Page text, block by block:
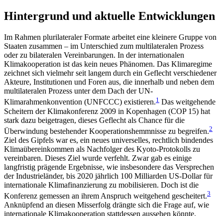
Hintergrund und aktuelle Entwicklungen
Im Rahmen plurilateraler Formate arbeitet eine klei­nere Gruppe von
Staaten zusammen – im Unterschied zum multilateralen Prozess
oder zu bilateralen Vereinbarungen. In der internationalen
Klimakooperation ist das kein neues Phänomen. Das Klimaregime
zeichnet sich vielmehr seit langem durch ein Geflecht verschiedener
Akteure, Institutionen und Foren aus, die innerhalb und neben dem
multilateralen Prozess unter dem Dach der UN-
Klimarahmenkonvention (UNFCCC) existieren.1 Das weitgehende
Scheitern der Klimakonferenz 2009 in Kopenhagen (COP 15) hat
stark dazu beigetragen, dieses Geflecht als Chance für die
Überwindung bestehender Kooperationshemmnisse zu begreifen.2
Ziel des Gipfels war es, ein neues universelles, rechtlich bindendes
Klimaübereinkommen als Nachfolger des Kyoto-Protokolls zu
verein­baren. Dieses Ziel wurde verfehlt. Zwar gab es einige
langfristig prägende Ergebnisse, wie insbesondere das Versprechen
der Industrieländer, bis 2020 jährlich 100 Milliarden US-Dollar für
internationale Klima­finanzierung zu mobilisieren. Doch ist die
Konferenz gemessen an ihrem Anspruch weitgehend gescheitert.3
Anknüpfend an diesen Misserfolg drängte sich die Frage auf, wie
internationale Klimakooperation stattdessen aussehen könnte.